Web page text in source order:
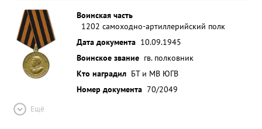
Воинская часть
1202 самоходно-артиллерийский полк
Дата документа 10.09.1945
Воинское звание гв. полковник
Кто наградил БТ и МВ ЮГВ
Номер документа 70/2049
Ещё